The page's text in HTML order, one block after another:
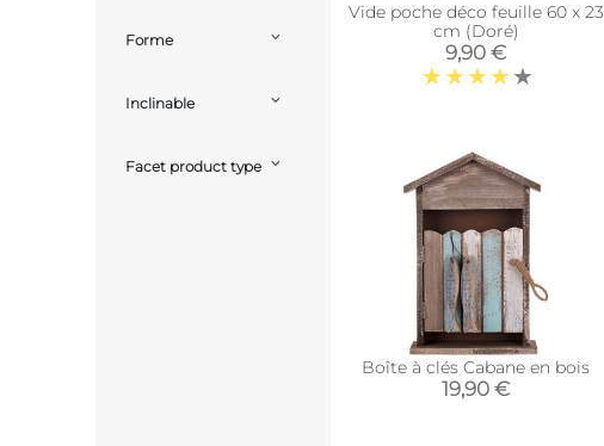
Forme
Inclinable
Facet product type
Vide poche déco feuille 60 x 23
cm (Doré)
9,90 €
Boîte à clés Cabane en bois
19,90 €